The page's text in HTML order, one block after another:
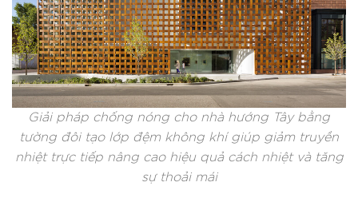
Giải pháp chống nóng cho nhà hướng Tây bằng
tường đôi tạo lớp đệm không khí giúp giảm truyền
nhiệt trực tiếp nâng cao hiệu quả cách nhiệt và tăng
sự thoải mái